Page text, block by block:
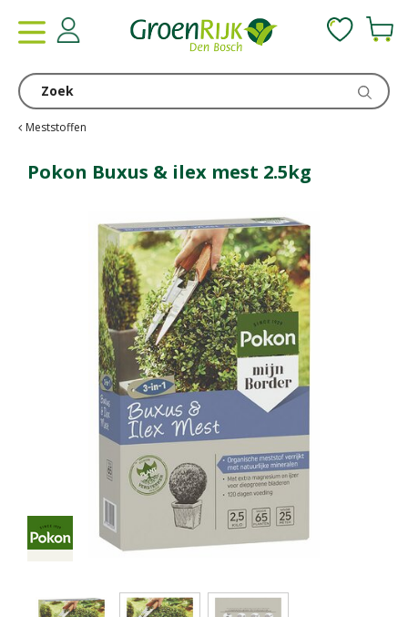
Meststoffen
Pokon Buxus & ilex mest 2.5kg